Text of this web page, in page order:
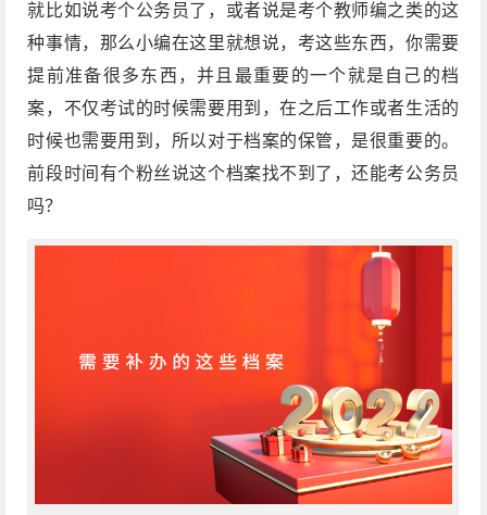
就比如说考个公务员了，或者说是考个教师编之类的这
种事情，那么小编在这里就想说，考这些东西，你需要
提前准备很多东西，并且最重要的一个就是自己的档
案，不仅考试的时候需要用到，在之后工作或者生活的
时候也需要用到，所以对于档案的保管，是很重要的。
前段时间有个粉丝说这个档案找不到了，还能考公务员
吗？